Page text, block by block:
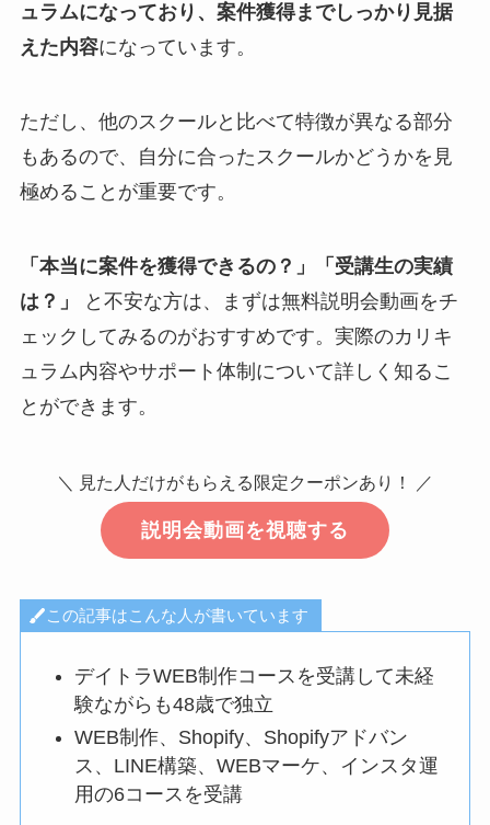
ュラムになっており、案件獲得までしっかり見据
えた内容になっています。
ただし、他のスクールと比べて特徴が異なる部分
もあるので、自分に合ったスクールかどうかを見
極めることが重要です。
「本当に案件を獲得できるの？」「受講生の実績
は？」
と不安な方は、まずは無料説明会動画をチ
ェックしてみるのがおすすめです。実際のカリキ
ュラム内容やサポート体制について詳しく知るこ
とができます。
＼ 見た人だけがもらえる限定クーポンあり！ ／
説明会動画を視聴する
この記事はこんな人が書いています
デイトラWEB制作コースを受講して未経
験ながらも48歳で独立
WEB制作、Shopify、Shopifyアドバン
ス、LINE構築、WEBマーケ、インスタ運
用の6コースを受講